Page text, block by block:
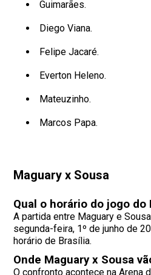
Guimarães.
Diego Viana.
Felipe Jacaré.
Everton Heleno.
Mateuzinho.
Marcos Papa.
Maguary x Sousa
Qual o horário do jogo do
A partida entre Maguary e
segunda-feira, 1º de junho de
horário de Brasília.
Onde Maguary x Sousa
O confronto acontece na Arena